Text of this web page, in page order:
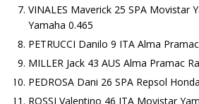
VINALES Maverick 25 SPA Movistar
Yamaha 0.465
PETRUCCI Danilo 9 ITA Alma
MILLER Jack 43 AUS Alma Pramac
PEDROSA Dani 26 SPA Repsol
ROSSI Valentino 46 ITA Movistar